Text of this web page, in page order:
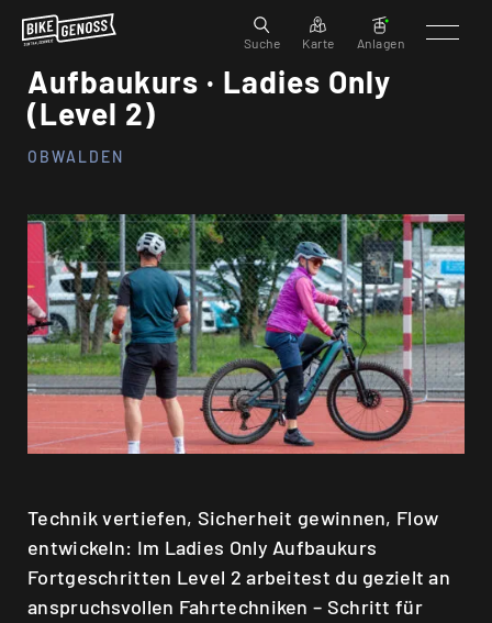
Suche Karte Anlagen
Aufbaukurs · Ladies Only
(Level 2)
OBWALDEN
Technik vertiefen, Sicherheit gewinnen, Flow
entwickeln: Im Ladies Only Aufbaukurs
Fortgeschritten Level 2 arbeitest du gezielt an
anspruchsvollen Fahrtechniken – Schritt für